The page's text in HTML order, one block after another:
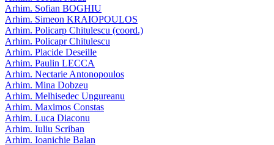
Arhim. Sofian BOGHIU
Arhim. Simeon KRAIOPOULOS
Arhim. Policarp Chitulescu (coord.)
Arhim. Policapr Chitulescu
Arhim. Placide Deseille
Arhim. Paulin LECCA
Arhim. Nectarie Antonopoulos
Arhim. Mina Dobzeu
Arhim. Melhisedec Ungureanu
Arhim. Maximos Constas
Arhim. Luca Diaconu
Arhim. Iuliu Scriban
Arhim. Ioanichie Balan